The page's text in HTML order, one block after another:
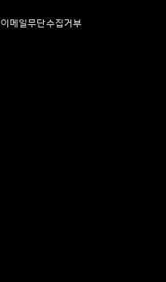
이메일무단수집거부